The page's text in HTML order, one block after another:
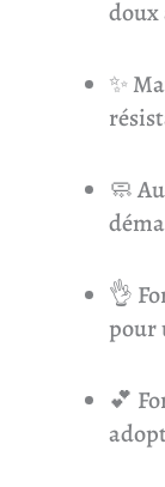
doux
✨
🧼
👌
pour
💕